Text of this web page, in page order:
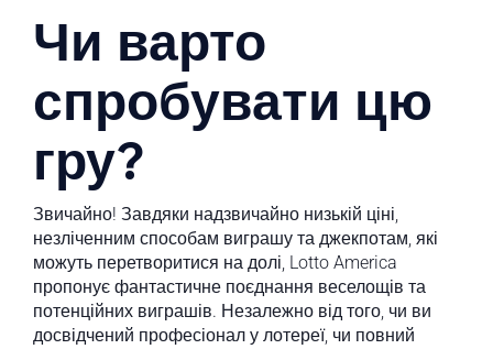
Чи варто
спробувати цю
гру?
Звичайно! Завдяки надзвичайно низькій ціні,
незліченним способам виграшу та джекпотам, які
можуть перетворитися на долі, Lotto America
пропонує фантастичне поєднання веселощів та
потенційних виграшів. Незалежно від того, чи ви
досвідчений професіонал у лотереї, чи повний